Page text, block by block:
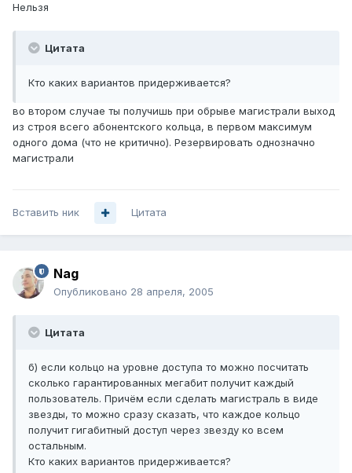
Нельзя
Цитата
Кто каких вариантов придерживается?
во втором случае ты получишь при обрыве магистрали выход
из строя всего абонентского кольца, в первом максимум
одного дома (что не критично). Резервировать однозначно
магистрали
Вставить ник Цитата
Nag
Опубликовано 28 апреля, 2005
Цитата
б) если кольцо на уровне доступа то можно посчитать
сколько гарантированных мегабит получит каждый
пользователь. Причём если сделать магистраль в виде
звезды, то можно сразу сказать, что каждое кольцо
получит гигабитный доступ через звезду ко всем
остальным.
Кто каких вариантов придерживается?